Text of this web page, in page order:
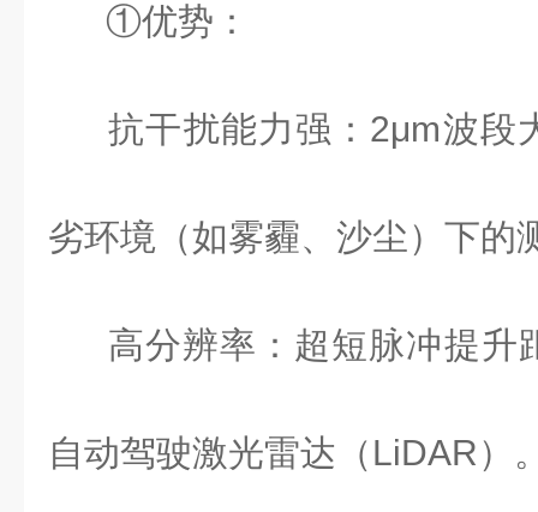
①优势：
抗干扰能力强： 2μm波段
劣环境（如雾霾、沙尘）下的
高分辨率：超短脉冲提升
自动驾驶激光雷达（LiDAR）